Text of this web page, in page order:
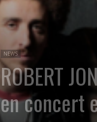
NEWS
ROBERT
en concert